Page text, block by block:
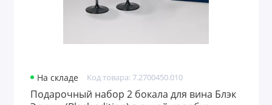
На складе Код товара: 7.2700450.010
Подарочный набор 2 бокала для вина Блэк